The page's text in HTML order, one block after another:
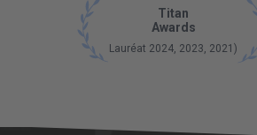
Titan
Awards
Lauréat 2024, 2023, 2021)